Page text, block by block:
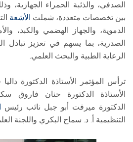
الصدفي، والذئبة الحمراء
بين تخصصات متعددة، شملت الأشعة
الدموية، والجهاز الهضمي والكبد،
الصدرية، بما يسهم في تعزيز تبادل
الرعاية الطبية والبحث العلمي.
ترأس المؤتمر الأستاذة الدكتورة
الأستاذة الدكتورة حنان فاروق
الدكتورة ميرفت أبو جبل نائب رئيس
التنظيمية أ. د. سماح البكري واللجنة